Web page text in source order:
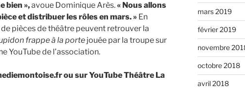
bien »,avoue Dominique Arès. « Nous allons
et distribuer les rôles en mars. » En
pièces de théâtre peuvent retrouver la
frappe à la porte jouée par la troupe sur
YouTube de l’association.
ou sur YouTube Théâtre La
mars 2019
février 2019
novembre
octobre 2018
avril 2018